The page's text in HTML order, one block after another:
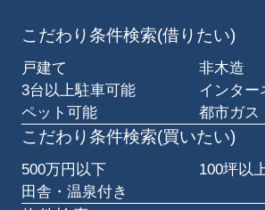
ります。花巻市での住み替え・ご投資
ぜひお気軽にお問い合わせください。
こだわり条件検索(借りたい)
戸建て
非木造
3台以上駐車可能
インター
ペット可能
都市ガス
こだわり条件検索(買いたい)
500万円以下
100坪以
田舎・温泉付き